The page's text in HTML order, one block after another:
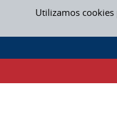
Utilizamos
Saltar al contenido